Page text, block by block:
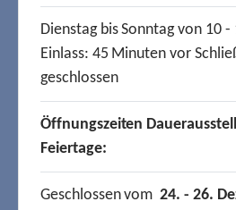
Dienstag bis Sonntag von 10
Einlass: 45 Minuten vor
geschlossen
Öffnungszeiten
Feiertage:
Geschlossen vom24. - 26.